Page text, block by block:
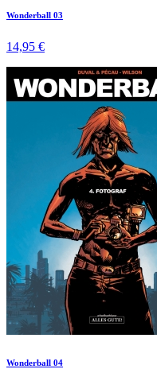
Wonderball 03
14,95 €
Wonderball 04